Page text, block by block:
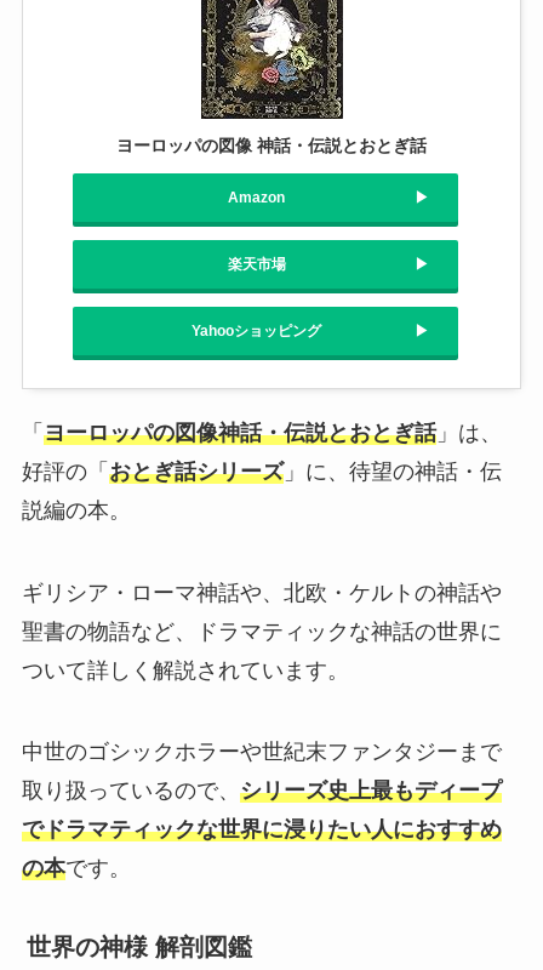
ヨーロッパの図像 神話・伝説とおとぎ話
Amazon
楽天市場
Yahooショッピング
「 ヨーロッパの図像神話・伝説とおとぎ話」は、
好評の「 おとぎ話シリーズ」に、待望の神話・伝
説編の本。
ギリシア・ローマ神話や、北欧・ケルトの神話や
聖書の物語など、ドラマティックな神話の世界に
ついて詳しく解説されています。
中世のゴシックホラーや世紀末ファンタジーまで
取り扱っているので、 シリーズ史上最もディープ
でドラマティックな世界に浸りたい人におすすめ
の本です。
世界の神様 解剖図鑑